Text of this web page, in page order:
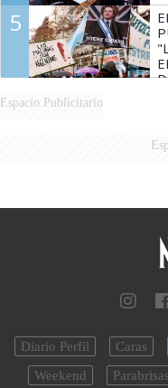
5
Espacio Publicitario
Diario Perfil Caras
Weekend
Parabrisas